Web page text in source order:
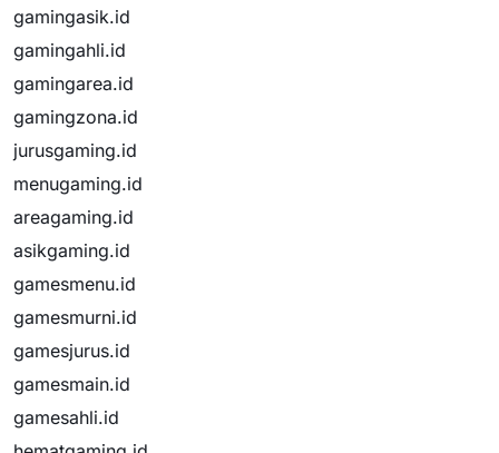
gamingasik.id
gamingahli.id
gamingarea.id
gamingzona.id
jurusgaming.id
menugaming.id
areagaming.id
asikgaming.id
gamesmenu.id
gamesmurni.id
gamesjurus.id
gamesmain.id
gamesahli.id